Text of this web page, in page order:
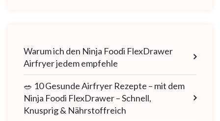
Warum ich den Ninja Foodi FlexDrawer
Airfryer jedem empfehle
🥗 10 Gesunde Airfryer Rezepte – mit dem
Ninja Foodi FlexDrawer – Schnell,
Knusprig & Nährstoffreich